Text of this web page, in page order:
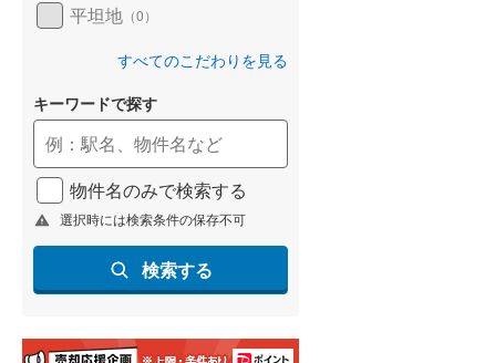
平坦地 （0）
すべてのこだわりを見る
キーワードで探す
物件名のみで検索する
選択時には検索条件の保存不可
検索する